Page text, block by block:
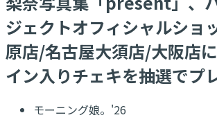
ジェクトオフィシャルショ
原店/名古屋大須店/大阪店
イン入りチェキを抽選でプ
モーニング娘。'26